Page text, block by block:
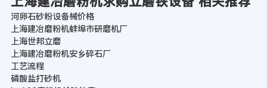
河卵石砂粉设备械价格
上海建冶磨粉机蚌埠市研磨机厂
上海世邦立磨
上海建冶磨粉机安乡碎石厂
工艺流程
磷酸盐打砂机